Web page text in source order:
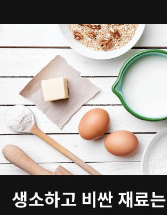
생소하고 비싼 재료